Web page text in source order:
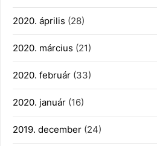
2020. április (28)
2020. március (21)
2020. február (33)
2020. január (16)
2019. december (24)